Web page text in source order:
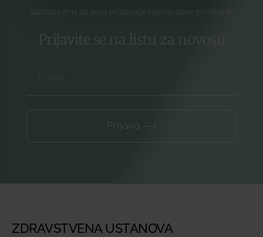
Saznajte prvi za nove proizvode i ekskluzivne promocije
Prijavite se na listu za novosti
Prijava ⟶
ZDRAVSTVENA USTANOVA